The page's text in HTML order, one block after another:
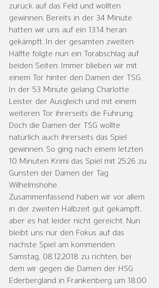
zurück auf das Feld und wollten
gewinnen. Bereits in der 34 Minute
hatten wir uns auf ein 13:14 heran
gekämpft. In der gesamten zweiten
Hälfte folgte nun ein Torabschlag auf
beiden Seiten. Immer blieben wir mit
einem Tor hinter den Damen der TSG.
In der 53 Minute gelang Charlotte
Leister der Ausgleich und mit einem
weiteren Tor ihrerseits die Führung.
Doch die Damen der TSG wollte
natürlich auch ihrerseits das Spiel
gewinnen. So ging nach einem letzten
10 Minuten Krimi das Spiel mit 25:26 zu
Gunsten der Damen der Tag
Wilhelmshöhe.
Zusammenfassend haben wir vor allem
in der zweiten Halbzeit gut gekämpft,
aber es hat leider nicht gereicht. Nun
bleibt uns nur den Fokus auf das
nächste Spiel am kommenden
Samstag, 08.12.2018 zu richten, bei
dem wir gegen die Damen der HSG
Ederbergland in Frankenberg um 18:00